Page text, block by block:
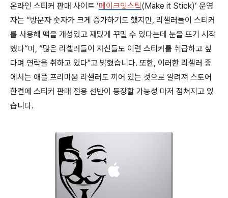
온라인 스티커 판매 사이트 ‘메이크잇스틱(Make it Stick)’ 운영
자는 “방문자 숫자가 크게 증가하기도 했지만, 리셀러들이 스티커
를 사용해 맥을 개성있고 재밌게 꾸밀 수 있다는데 눈을 뜨기 시작
했다“며, ”많은 리셀러들이 자신들도 이런 스티커를 취급하고 싶
다며 연락을 취하고 있다"고 밝혔습니다. 또한, 이러한 리셀러 중
에서는 애플 프리미움 리셀러도 끼어 있는 것으로 알려져 스토어
한켠에 스티커 판매 전용 선반이 등장할 가능성 마저 점쳐지고 있
습니다.